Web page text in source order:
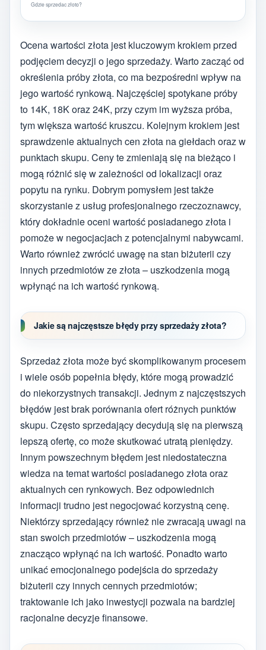
Gdzie sprzedac złoto?
Ocena wartości złota jest kluczowym krokiem przed
podjęciem decyzji o jego sprzedaży. Warto zacząć od
określenia próby złota, co ma bezpośredni wpływ na
jego wartość rynkową. Najczęściej spotykane próby
to 14K, 18K oraz 24K, przy czym im wyższa próba,
tym większa wartość kruszcu. Kolejnym krokiem jest
sprawdzenie aktualnych cen złota na giełdach oraz w
punktach skupu. Ceny te zmieniają się na bieżąco i
mogą różnić się w zależności od lokalizacji oraz
popytu na rynku. Dobrym pomysłem jest także
skorzystanie z usług profesjonalnego rzeczoznawcy,
który dokładnie oceni wartość posiadanego złota i
pomoże w negocjacjach z potencjalnymi nabywcami.
Warto również zwrócić uwagę na stan biżuterii czy
innych przedmiotów ze złota – uszkodzenia mogą
wpłynąć na ich wartość rynkową.
Jakie są najczęstsze błędy przy sprzedaży złota?
Sprzedaż złota może być skomplikowanym procesem
i wiele osób popełnia błędy, które mogą prowadzić
do niekorzystnych transakcji. Jednym z najczęstszych
błędów jest brak porównania ofert różnych punktów
skupu. Często sprzedający decydują się na pierwszą
lepszą ofertę, co może skutkować utratą pieniędzy.
Innym powszechnym błędem jest niedostateczna
wiedza na temat wartości posiadanego złota oraz
aktualnych cen rynkowych. Bez odpowiednich
informacji trudno jest negocjować korzystną cenę.
Niektórzy sprzedający również nie zwracają uwagi na
stan swoich przedmiotów – uszkodzenia mogą
znacząco wpłynąć na ich wartość. Ponadto warto
unikać emocjonalnego podejścia do sprzedaży
biżuterii czy innych cennych przedmiotów;
traktowanie ich jako inwestycji pozwala na bardziej
racjonalne decyzje finansowe.